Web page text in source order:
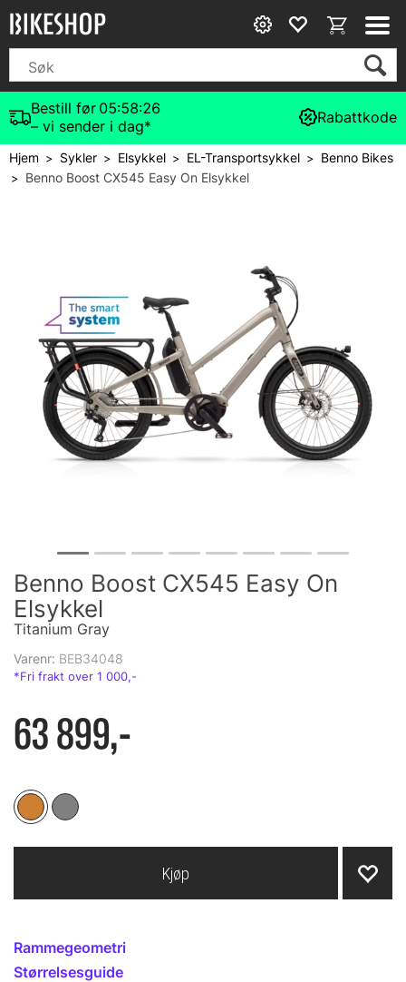
Bestill før 05:58:26
– vi sender i dag*
Rabattkode
Hjem> Sykler> Elsykkel > EL-Transportsykkel > Benno Bikes
> Benno Boost CX545 Easy On Elsykkel
Benno Boost CX545 Easy On
Elsykkel
Titanium Gray
Varenr: BEB34048
63 899,-
Rammegeometri
Størrelsesguide
Kjøp